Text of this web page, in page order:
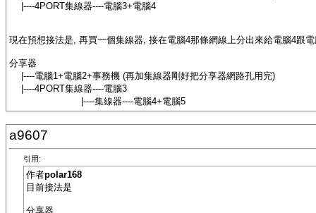
|----4PORT集線器----電腦3+電腦4
現在預想接法是, 再買一個集線器, 接在電腦4那條網線上分出來給電腦4跟
分享器
|----電腦1+電腦2+事務機 (再加集線器剛好把分享器網路孔用完)
|----4PORT集線器----電腦3
|----集線器----電腦4+電腦5
a9607
引用:
作者polar168
目前接法是
分享器